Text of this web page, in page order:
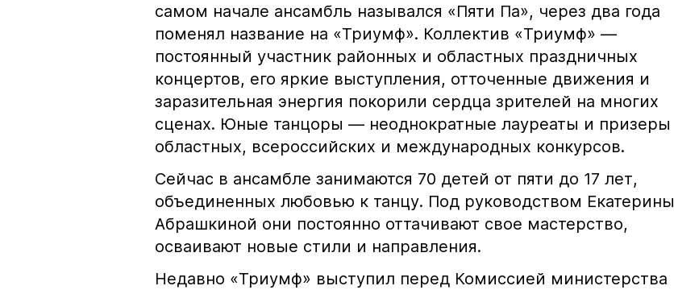
самом начале ансамбль назывался «Пяти Па», через два года
поменял название на «Триумф». Коллектив «Триумф» —
постоянный участник районных и областных праздничных
концертов, его яркие выступления, отточенные движения и
заразительная энергия покорили сердца зрителей на многих
сценах. Юные танцоры — неоднократные лауреаты и призеры
областных, всероссийских и международных конкурсов.
Сейчас в ансамбле занимаются 70 детей от пяти до 17 лет,
объединенных любовью к танцу. Под руководством Екатерины
Абрашкиной они постоянно оттачивают свое мастерство,
осваивают новые стили и направления.
Недавно «Триумф» выступил перед Комиссией министерства